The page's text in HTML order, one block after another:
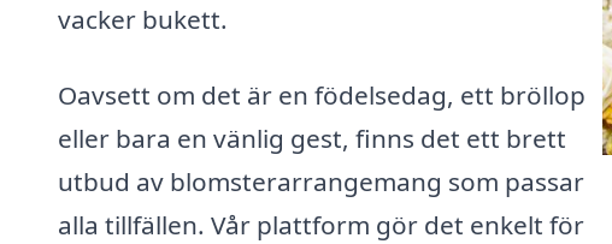
vacker bukett.
Oavsett om det är en födelsedag, ett bröllop
eller bara en vänlig gest, finns det ett brett
utbud av blomsterarrangemang som passar
alla tillfällen. Vår plattform gör det enkelt för